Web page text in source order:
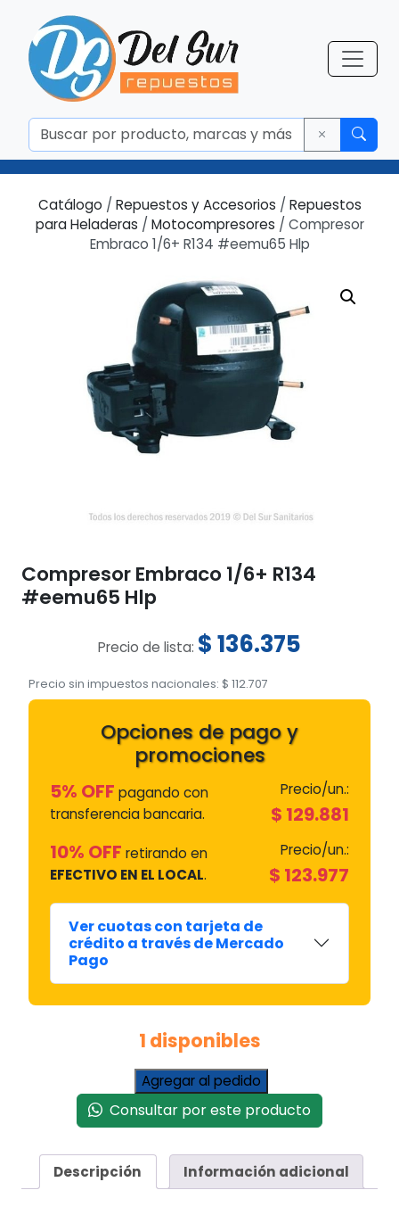
Catálogo / Repuestos y Accesorios / Repuestos
para Heladeras / Motocompresores / Compresor
Embraco 1/6+ R134 #eemu65 Hlp
Compresor Embraco 1/6+ R134
#eemu65 Hlp
Precio de lista: $136.375
Precio sin impuestos nacionales: $ 112.707
Opciones de pago y
promociones
5% OFF pagando con
transferencia bancaria.
Precio/un.:
$ 129.881
10% OFF retirando en
EFECTIVO EN EL LOCAL.
Precio/un.:
$ 123.977
Ver cuotas con tarjeta de
crédito a través de Mercado
Pago
1 disponibles
Compresor
Embraco
1/6+
#eemu65
Hlp
cantidad
Agregar al pedido
Consultar por este producto
Descripción Información adicional